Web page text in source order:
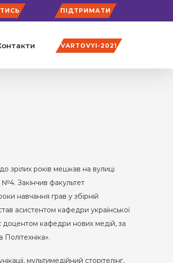
ПІДТРИМАТИ
VARTOVYI-2021
зрілих років мешкав на вулиці
Закінчив факультет
навчання грав у збірній
асистентом кафедри української
доцентом кафедри нових медій, за
мультимедійний сторітелінг,